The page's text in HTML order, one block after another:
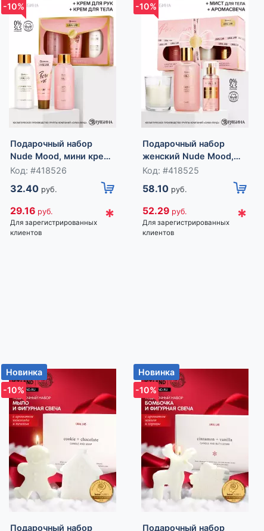
-10%
Подарочный набор
Nude Mood, мини крем
для тела, мини гель и
крем для рук, URAL LAB
Код: #418526
32.40 руб.
29.16 руб.
Для зарегистрированных
клиентов
*
-10%
Подарочный набор
женский Nude Mood,
гель для душа,
ароматическая свеча,
мист для тела, URAL
LAB
Код: #418525
58.10 руб.
52.29 руб.
Для зарегистрированных
клиентов
*
Новинка
-10%
Подарочный набор
Новинка
-10%
Подарочный набор